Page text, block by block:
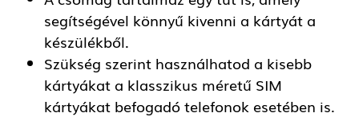
segítségével könnyű kivenni a kártyát a
készülékből.
Szükség szerint használhatod a kisebb
kártyákat a klasszikus méretű SIM
kártyákat befogadó telefonok esetében is.